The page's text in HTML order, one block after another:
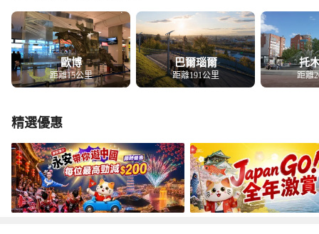
歐博
距離15公里
巴爾瑙爾
距離191公里
托
距離
精選優惠